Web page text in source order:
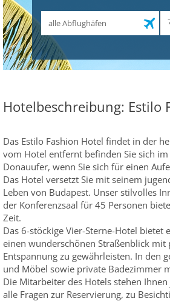
Hotelbeschreibung: Estilo
Das Estilo Fashion Hotel findet in der
vom Hotel entfernt befinden Sie sich
Donauufer, wenn Sie sich für einen
Das Hotel versetzt Sie mit seinem
Leben von Budapest. Unser stilvolles
der Konferenzsaal für 45 Personen
Zeit.
Das 6-stöckige Vier-Sterne-Hotel bietet
einen wunderschönen Straßenblick
Entspannung zu gewährleisten. In den
und Möbel sowie private Badezimmer
Die Mitarbeiter des Hotels stehen
alle Fragen zur Reservierung, zu